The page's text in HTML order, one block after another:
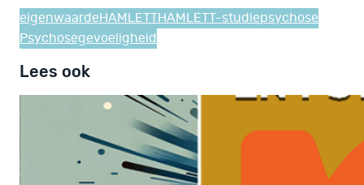
eigenwaarde HAMLETTHAMLETT-studiepsychose
Psychosegevoeligheid
Lees ook